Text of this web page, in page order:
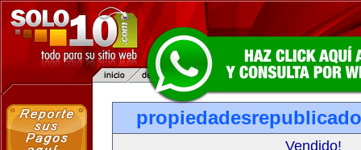
Vendido!